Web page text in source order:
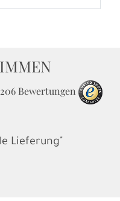
206 Bewertungen
Lieferung"